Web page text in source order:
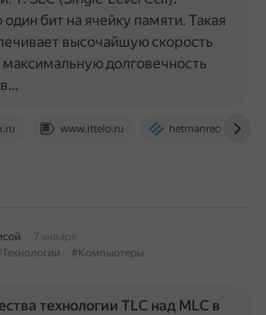
www.ittelo.ru
бит на ячейку памяти. Такая
высочайшую скорость
максимальную долговечность
7 января
#Компьютеры
технологии TLC над MLC в